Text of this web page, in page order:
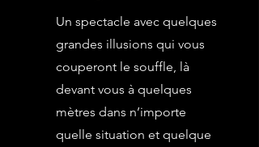
Un spectacle avec quelques
grandes illusions qui vous
couperont le souffle, là
devant vous à quelques
mètres dans n’importe
quelle situation et quelque